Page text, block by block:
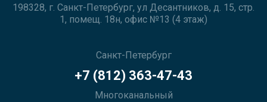
198328, г. Санкт-Петербург, ул Десантников, д. 15, стр.
1, помещ. 18н, офис №13 (4 этаж)
Санкт-Петербург
+7 (812) 363-47-43
Многоканальный